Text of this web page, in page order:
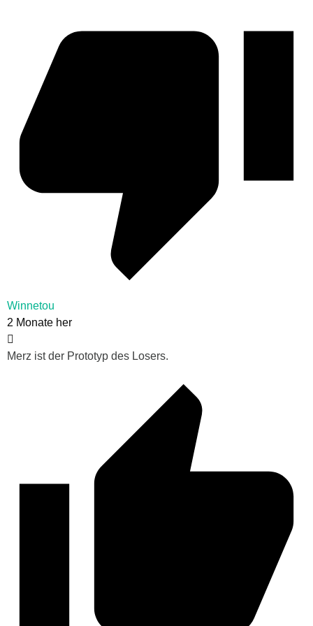
Winnetou
2 Monate her
Merz ist der Prototyp des Losers.